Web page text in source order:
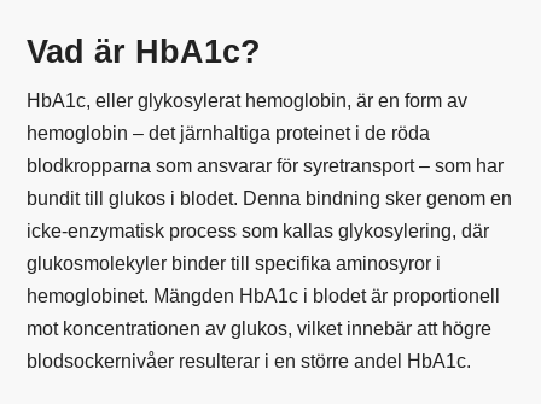
Vad är HbA1c?
HbA1c, eller glykosylerat hemoglobin, är en form av
hemoglobin – det järnhaltiga proteinet i de röda
blodkropparna som ansvarar för syretransport – som har
bundit tillglukos i blodet. Denna bindning sker genom en
icke-enzymatisk process som kallas glykosylering, där
glukosmolekyler binder till specifika aminosyror i
hemoglobinet. Mängden HbA1c i blodet är proportionell
mot koncentrationen av glukos, vilket innebär att högre
blodsockernivåer resulterar i en större andel HbA1c.